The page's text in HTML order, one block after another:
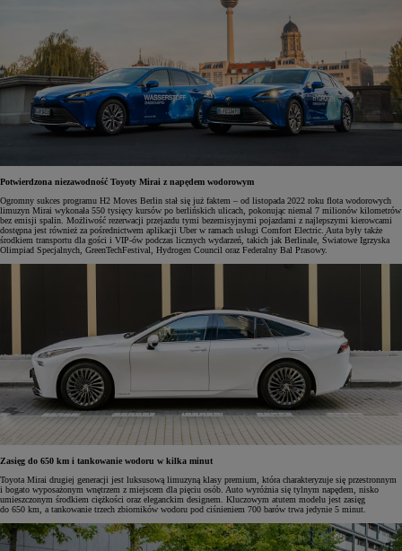
Potwierdzona niezawodność Toyoty Mirai z napędem wodorowym
Ogromny sukces programu H2 Moves Berlin stał się już faktem – od listopada 2022 roku flota wodorowych
limuzyn Mirai wykonała 550 tysięcy kursów po berlińskich ulicach, pokonując niemal 7 milionów kilometrów
bez emisji spalin. Możliwość rezerwacji przejazdu tymi bezemisyjnymi pojazdami z najlepszymi kierowcami
dostępna jest również za pośrednictwem aplikacji Uber w ramach usługi Comfort Electric. Auta były także
środkiem transportu dla gości i VIP-ów podczas licznych wydarzeń, takich jak Berlinale, Światowe Igrzyska
Olimpiad Specjalnych, GreenTechFestival, Hydrogen Council oraz Federalny Bal Prasowy.
Zasięg do 650 km i tankowanie wodoru w kilka minut
Toyota Mirai drugiej generacji jest luksusową limuzyną klasy premium, która charakteryzuje się przestronnym
i bogato wyposażonym wnętrzem z miejscem dla pięciu osób. Auto wyróżnia się tylnym napędem, nisko
umieszczonym środkiem ciężkości oraz eleganckim designem. Kluczowym atutem modelu jest zasięg
do 650 km, a tankowanie trzech zbiorników wodoru pod ciśnieniem 700 barów trwa jedynie 5 minut.